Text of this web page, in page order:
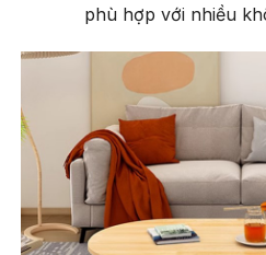
phù hợp với nhiều